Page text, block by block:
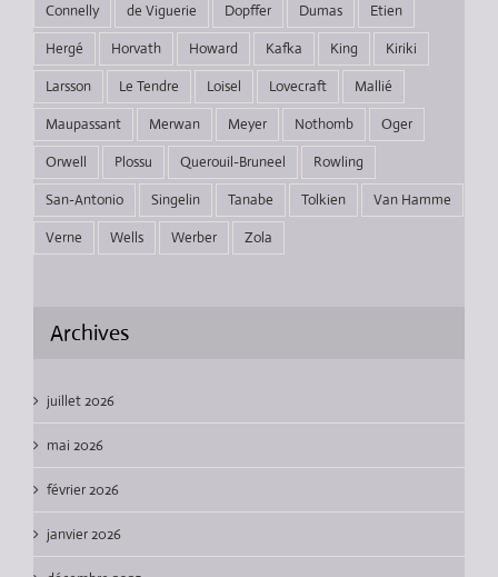
Connelly
de Viguerie Dopffer Dumas
Etien
Hergé
Horvath Howard Kafka King
Kiriki
Larsson
Le Tendre Loisel Lovecraft
Mallié
Maupassant
Merwan Meyer Nothomb
Oger
Orwell
Plossu Querouil-Bruneel
Rowling
San-Antonio
Singelin Tanabe Tolkien
Van Hamme
Verne
Wells Werber Zola
Archives
juillet 2026
mai 2026
février 2026
janvier 2026